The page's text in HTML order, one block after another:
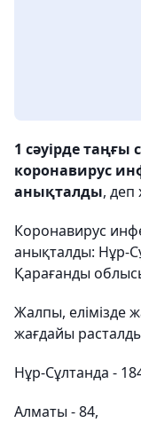
1 сәуірде таңғы
коронавирус
анықталды, деп
Коронавирус
анықталды: Нұр-
Қарағанды
Жалпы, елімізде
жағдайы
Нұр-Сұлтанда -
Алматы - 84,